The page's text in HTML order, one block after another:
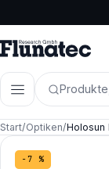
Start/Optiken/Holosun
−7 %